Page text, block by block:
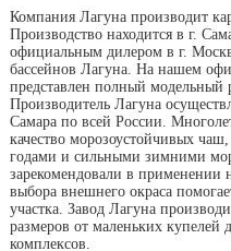
Компания Лагуна производит
Производство находится в г.
официальным дилером в г.
бассейнов Лагуна. На нашем
представлен полный модельный
Производитель Лагуна
Самара по всей России.
качество морозоустойчивых
годами и сильными зимними
зарекомендовали в применении
выбора внешнего окраса
участка. Завод Лагуна
размеров от маленьких
комплексов.